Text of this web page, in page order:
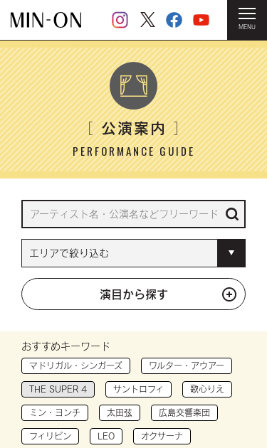
MENU
HOME ＞ 公演案内
［公演案内］
PERFORMANCE GUIDE
演目から探す
おすすめキーワード
マドリガル・シンガーズ ワルター・アウアー
THE SUPER 4 サントロフィ 歌心りえ
ミン・ヨンチ 太田弦 広島交響楽団
フィリピン LEO オクサーナ